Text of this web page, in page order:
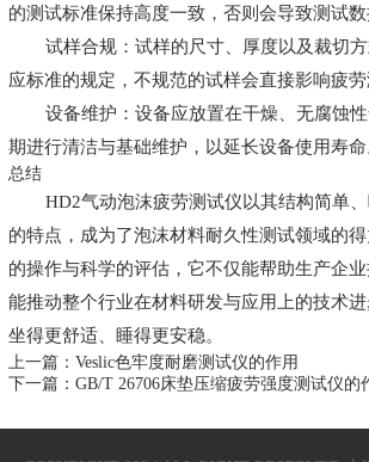
的测试标准保持高度一致，否则会导致测试数
试样合规：试样的尺寸、厚度以及裁切
应标准的规定，不规范的试样会直接影响疲劳
设备维护：设备应放置在干燥、无腐蚀
期进行清洁与基础维护，以延长设备使用寿命
总结
HD2气动泡沫疲劳测试仪以其结构简单
的特点，成为了泡沫材料耐久性测试领域的
的操作与科学的评估，它不仅能帮助生产企
能推动整个行业在材料研发与应用上的技术
坐得更舒适、睡得更安稳。
上一篇：Veslic色牢度耐磨测试仪的作用
下一篇：GB/T 26706床垫压缩疲劳强度测试仪的